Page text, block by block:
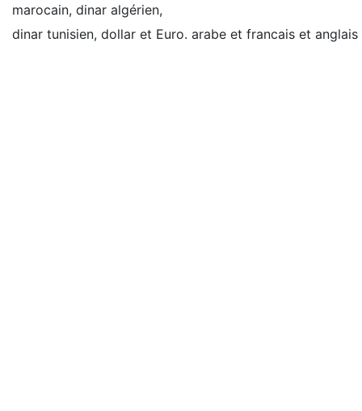
marocain, dinar algérien,
dinar tunisien, dollar et Euro. arabe et francais et anglais